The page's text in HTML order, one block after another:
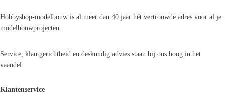
Hobbyshop-modelbouw is al meer dan 40 jaar hét vertrouwde adres voor al je
modelbouwprojecten.
Service, klantgerichtheid en deskundig advies staan bij ons hoog in het
vaandel.
Klantenservice